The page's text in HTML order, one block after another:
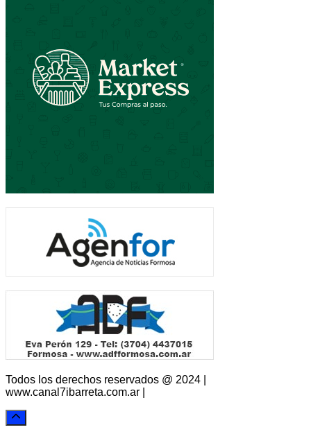
Todos los derechos reservados @ 2024 |
www.canal7ibarreta.com.ar |